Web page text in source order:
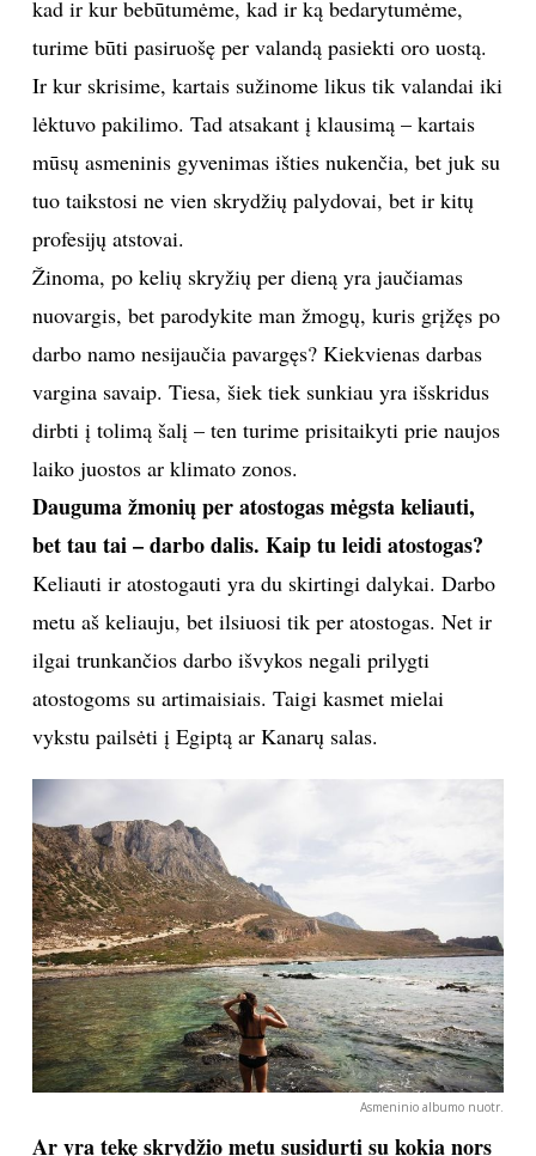
mėnesius, taigi laiko pasigrožėti nauju kraštu turėjau į
valias.
Ar tiesa, kad šią profesiją pasirinkęs žmogus
asmeninį gyvenimą gali pamiršti? Kalbu apie
artimųjų gimtadienius, didžiąsias metų šventes ir
t. t.?
Mes galime iš anksto rezervuoti laisvadienius. Tiesa,
tai reikia padaryti maždaug prieš mėnesį. Jeigu žinau,
jog kitą mėnesį yra mamos gimtadienis ar draugų
vestuvės, tai galimybė sudalyvauti šventėje man
greičiausiai bus suteikta. Tačiau, ar dirbsime per
Kalėdas, Naujuosius metus ar Velykas, dažniausiai
sprendžiame ne mes.
Asmeninio albumo nuotr.
Taip pat skrydžių palydovai turi budėjimo dienas –
kad ir kur bebūtumėme, kad ir ką bedarytumėme,
turime būti pasiruošę per valandą pasiekti oro uostą.
Ir kur skrisime, kartais sužinome likus tik valandai iki
lėktuvo pakilimo. Tad atsakant į klausimą – kartais
mūsų asmeninis gyvenimas išties nukenčia, bet juk su
tuo taikstosi ne vien skrydžių palydovai, bet ir kitų
profesijų atstovai.
Žinoma, po kelių skryžių per dieną yra jaučiamas
nuovargis, bet parodykite man žmogų, kuris grįžęs po
darbo namo nesijaučia pavargęs? Kiekvienas darbas
vargina savaip. Tiesa, šiek tiek sunkiau yra išskridus
dirbti į tolimą šalį – ten turime prisitaikyti prie naujos
laiko juostos ar klimato zonos.
Dauguma žmonių per atostogas mėgsta keliauti,